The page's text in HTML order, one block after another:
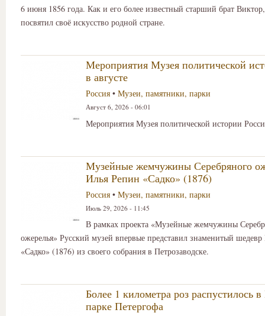
6 июня 1856 года. Как и его более известный старший брат
посвятил своё искусство родной стране.
Мероприятия Музея политической
в августе
Россия • Музеи, памятники, парки
Август 6, 2026 - 06:01
Мероприятия Музея политической истории
Музейные жемчужины Серебряного
Илья Репин «Садко» (1876)
Россия • Музеи, памятники, парки
Июль 29, 2026 - 11:45
В рамках проекта «Музейные жемчужины
ожерелья» Русский музей впервые представил знаменитый
«Садко» (1876) из своего собрания в Петрозаводске.
Более 1 километра роз распустилось
парке Петергофа